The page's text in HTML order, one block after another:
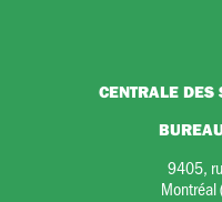
CENTRALE DES
9405,
Montréal